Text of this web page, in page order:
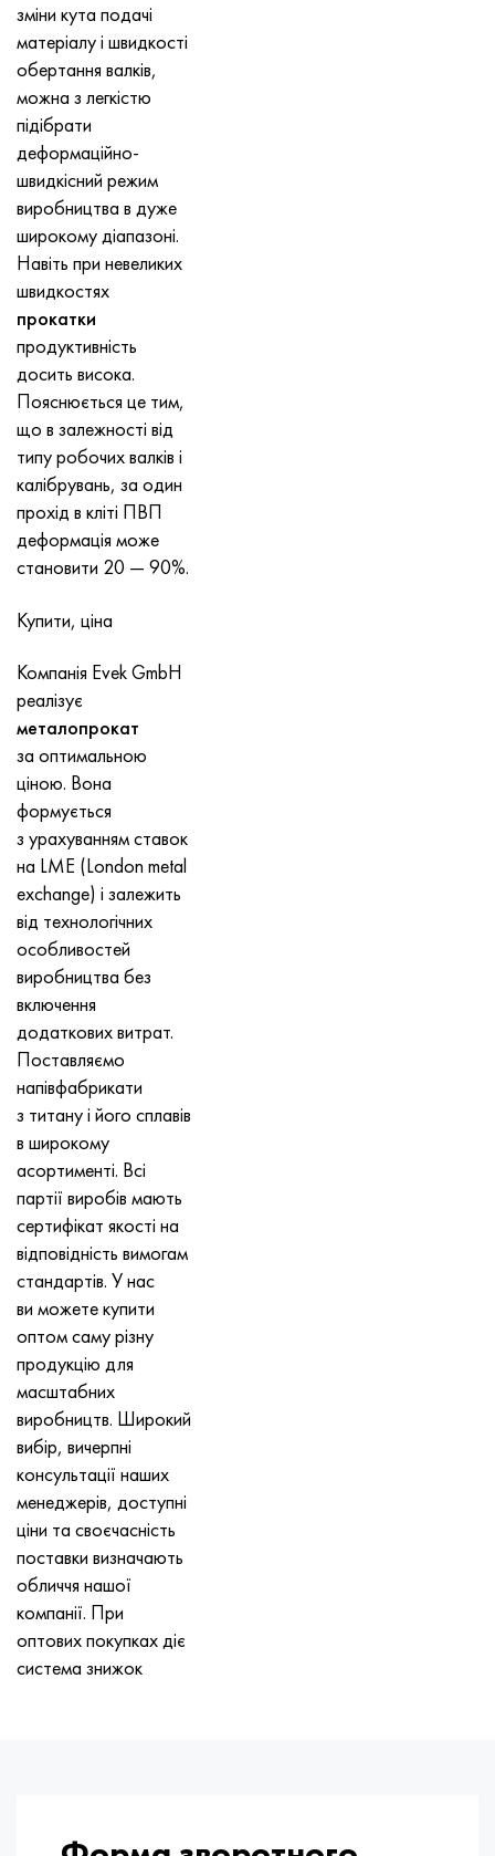
зміни кута подачі
матеріалу і швидкості
обертання валків,
можна з легкістю
підібрати
деформаційно-
швидкісний режим
виробництва в дуже
широкому діапазоні.
Навіть при невеликих
швидкостях
прокатки
продуктивність
досить висока.
Пояснюється це тим,
що в залежності від
типу робочих валків і
калібрувань, за один
прохід в кліті ПВП
деформація може
становити 20 — 90%.
Купити, ціна
Компанія Evek GmbH
реалізує
металопрокат
за оптимальною
ціною. Вона
формується
з урахуванням ставок
на LME (London metal
exchange) і залежить
від технологічних
особливостей
виробництва без
включення
додаткових витрат.
Поставляємо
напівфабрикати
з титану і його сплавів
в широкому
асортименті. Всі
партії виробів мають
сертифікат якості на
відповідність вимогам
стандартів. У нас
ви можете купити
оптом саму різну
продукцію для
масштабних
виробництв. Широкий
вибір, вичерпні
консультації наших
менеджерів, доступні
ціни та своєчасність
поставки визначають
обличчя нашої
компанії. При
оптових покупках діє
система знижок